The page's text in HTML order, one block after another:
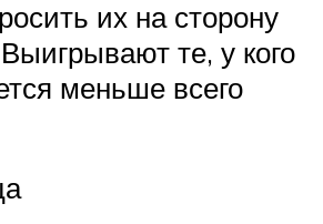
их на сторону
те, у кого
меньше всего